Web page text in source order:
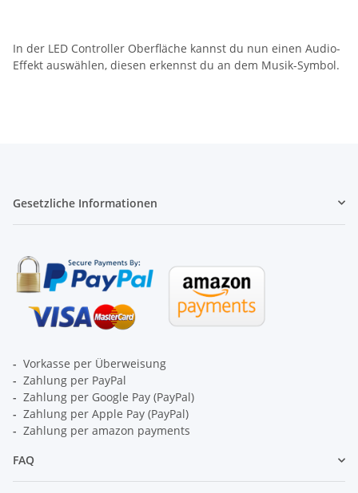
In der LED Controller Oberfläche kannst du nun einen Audio-
Effekt auswählen, diesen erkennst du an dem Musik-Symbol.
Gesetzliche Informationen
- Vorkasse per Überweisung
- Zahlung per PayPal
- Zahlung per Google Pay (PayPal)
- Zahlung per Apple Pay (PayPal)
- Zahlung per amazon payments
FAQ